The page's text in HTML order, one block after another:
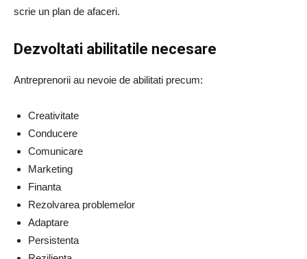
scrie un plan de afaceri.
Dezvoltati abilitatile necesare
Antreprenorii au nevoie de abilitati precum:
Creativitate
Conducere
Comunicare
Marketing
Finanta
Rezolvarea problemelor
Adaptare
Persistenta